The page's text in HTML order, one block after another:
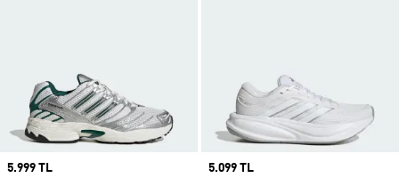
Price
5.999 TL
Price
5.099 TL